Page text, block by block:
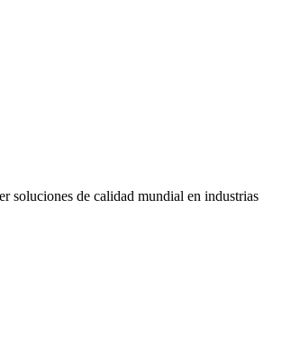
soluciones de calidad mundial en industrias